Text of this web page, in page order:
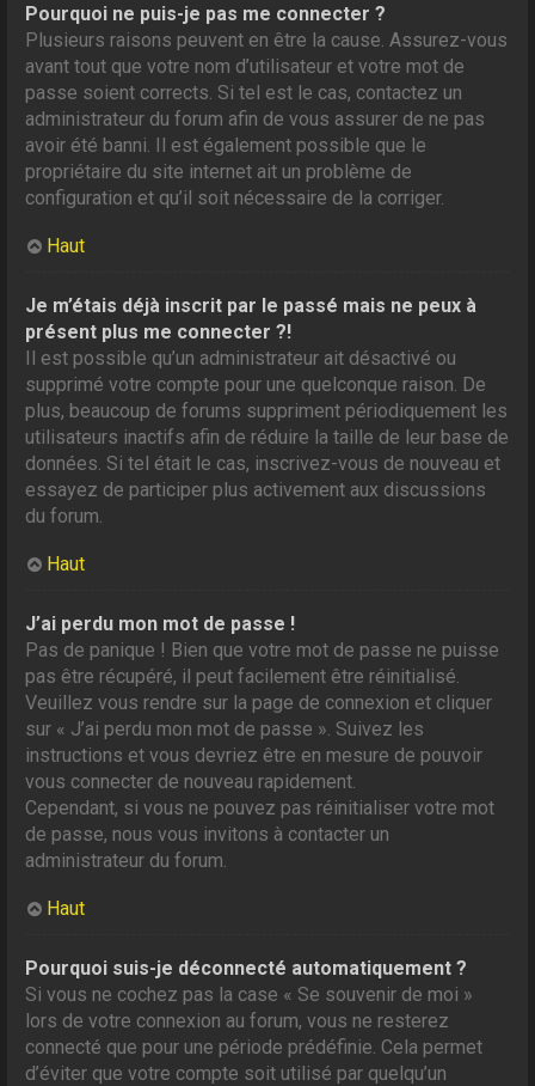
Pourquoi ne puis-je pas me connecter ?
Plusieurs raisons peuvent en être la cause. Assurez-vous
avant tout que votre nom d’utilisateur et votre mot de
passe soient corrects. Si tel est le cas, contactez un
administrateur du forum afin de vous assurer de ne pas
avoir été banni. Il est également possible que le
propriétaire du site internet ait un problème de
configuration et qu’il soit nécessaire de la corriger.
Haut
Je m’étais déjà inscrit par le passé mais ne peux à
présent plus me connecter ?!
Il est possible qu’un administrateur ait désactivé ou
supprimé votre compte pour une quelconque raison. De
plus, beaucoup de forums suppriment périodiquement les
utilisateurs inactifs afin de réduire la taille de leur base de
données. Si tel était le cas, inscrivez-vous de nouveau et
essayez de participer plus activement aux discussions
du forum.
Haut
J’ai perdu mon mot de passe !
Pas de panique ! Bien que votre mot de passe ne puisse
pas être récupéré, il peut facilement être réinitialisé.
Veuillez vous rendre sur la page de connexion et cliquer
sur « J’ai perdu mon mot de passe ». Suivez les
instructions et vous devriez être en mesure de pouvoir
vous connecter de nouveau rapidement.
Cependant, si vous ne pouvez pas réinitialiser votre mot
de passe, nous vous invitons à contacter un
administrateur du forum.
Haut
Pourquoi suis-je déconnecté automatiquement ?
Si vous ne cochez pas la case « Se souvenir de moi »
lors de votre connexion au forum, vous ne resterez
connecté que pour une période prédéfinie. Cela permet
d’éviter que votre compte soit utilisé par quelqu’un